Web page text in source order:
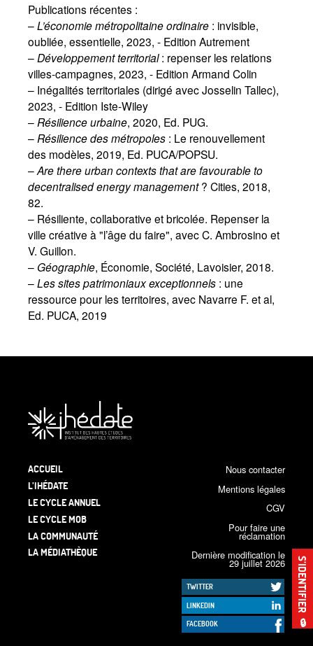
S’IDENTIFIER
🔒
Publications récentes :
–L’économie métropolitaine ordinaire : invisible,
oubliée, essentielle, 2023, - Edition Autrement
– Développement territorial: repenser les relations
villes-campagnes, 2023, - Edition Armand Colin
– Inégalités territoriales (dirigé avec Josselin Tallec),
2023, - Edition Iste-Wiley
– Résilience urbaine, 2020, Ed. PUG.
– Résilience des métropoles : Le renouvellement
des modèles, 2019, Ed. PUCA/POPSU.
–Are there urban contexts that are favourable to
decentralised energy management ? Cities, 2018,
82.
– Résiliente, collaborative et bricolée. Repenser la
ville créative à "l’âge du faire", avec C. Ambrosino et
V. Guillon.
– Géographie, Économie, Société, Lavoisier, 2018.
–Les sites patrimoniaux exceptionnels : une
ressource pour les territoires, avec Navarre F. et al,
Ed. PUCA, 2019
ACCUEIL
L’IHÉDATE
LE CYCLE ANNUEL
LE CYCLE MOB
LA COMMUNAUTÉ
LA MÉDIATHÈQUE
Nous contacter
Mentions légales
CGV
Pour faire une
réclamation
Dernière modification le
29 juillet 2026
TWITTER
LINKEDIN
FACEBOOK